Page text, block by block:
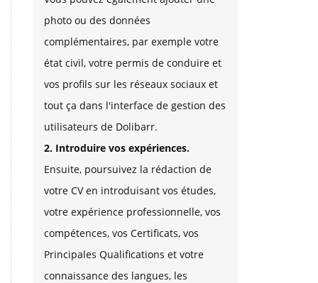
photo ou des données
complémentaires, par exemple votre
état civil, votre permis de conduire et
vos profils sur les réseaux sociaux et
tout ça dans l'interface de gestion des
utilisateurs de Dolibarr.
2. Introduire vos expériences.
Ensuite, poursuivez la rédaction de
votre CV en introduisant vos études,
votre expérience professionnelle, vos
compétences, vos Certificats, vos
Principales Qualifications et votre
connaissance des langues, les